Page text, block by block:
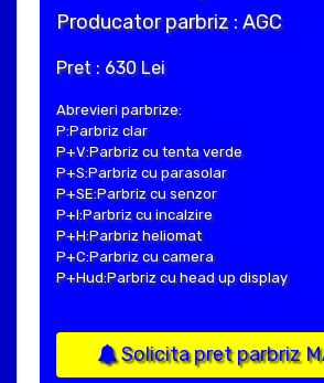
Producator parbriz : AGC
Pret : 630 Lei
Abrevieri parbrize:
P:Parbriz clar
P+V:Parbriz cu tenta verde
P+S:Parbriz cu parasolar
P+SE:Parbriz cu senzor
P+I:Parbriz cu incalzire
P+H:Parbriz heliomat
P+C:Parbriz cu camera
P+Hud:Parbriz cu head up display
Solicita pret parbriz